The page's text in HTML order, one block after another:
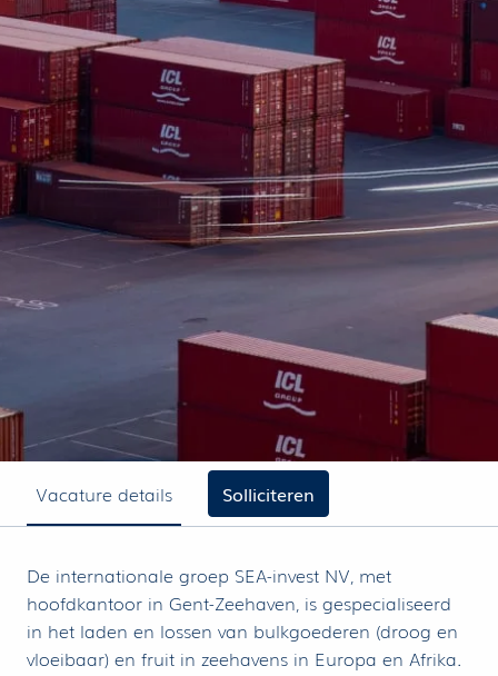
Vacature details Solliciteren
De internationale groep SEA-invest NV, met
hoofdkantoor in Gent-Zeehaven, is gespecialiseerd
in het laden en lossen van bulkgoederen (droog en
vloeibaar) en fruit in zeehavens in Europa en Afrika.